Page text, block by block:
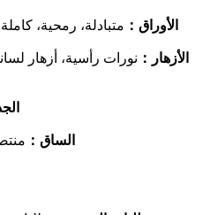
الأوراق ： متبادلة، رمحية،
الأزهار ： نورات رأسية، أزهار
الساق ：